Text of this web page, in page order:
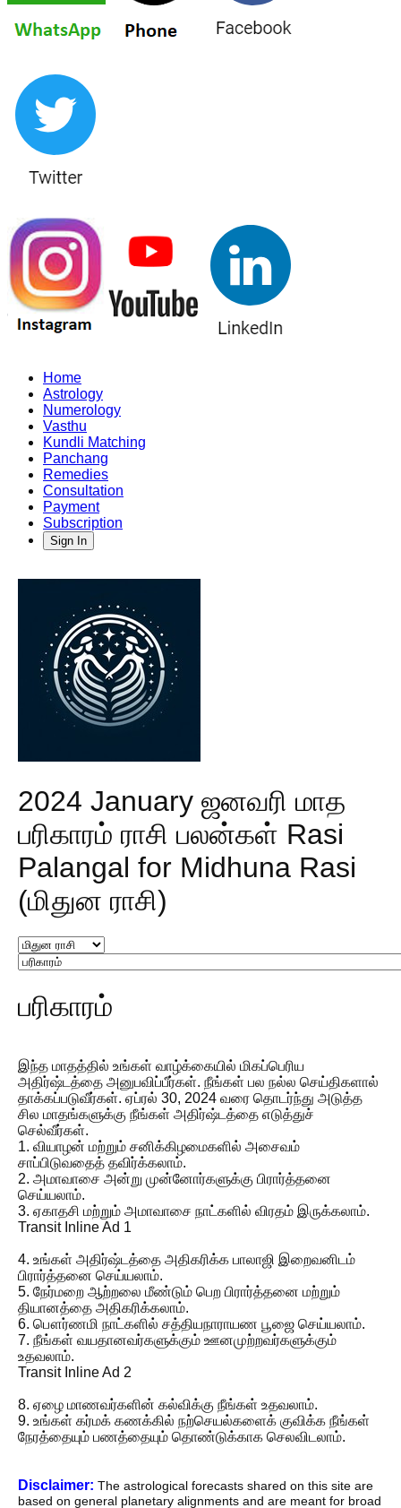
Home
Astrology
Numerology
Vasthu
Kundli Matching
Panchang
Remedies
Consultation
Payment
Subscription
Sign In
2024 January ஜனவரி மாத
பரிகாரம் ராசி பலன்கள் Rasi
Palangal for Midhuna Rasi
(மிதுன ராசி)
பரிகாரம்
இந்த மாதத்தில் உங்கள் வாழ்க்கையில் மிகப்பெரிய
அதிர்ஷ்டத்தை அனுபவிப்பீர்கள். நீங்கள் பல நல்ல செய்திகளால்
தாக்கப்படுவீர்கள். ஏப்ரல் 30, 2024 வரை தொடர்ந்து அடுத்த
சில மாதங்களுக்கு நீங்கள் அதிர்ஷ்டத்தை எடுத்துச்
செல்வீர்கள்.
1. வியாழன் மற்றும் சனிக்கிழமைகளில் அசைவம்
சாப்பிடுவதைத் தவிர்க்கலாம்.
2. அமாவாசை அன்று முன்னோர்களுக்கு பிரார்த்தனை
செய்யலாம்.
3. ஏகாதசி மற்றும் அமாவாசை நாட்களில் விரதம் இருக்கலாம்.
Transit Inline Ad 1
4. உங்கள் அதிர்ஷ்டத்தை அதிகரிக்க பாலாஜி இறைவனிடம்
பிரார்த்தனை செய்யலாம்.
5. நேர்மறை ஆற்றலை மீண்டும் பெற பிரார்த்தனை மற்றும்
தியானத்தை அதிகரிக்கலாம்.
6. பௌர்ணமி நாட்களில் சத்தியநாராயண பூஜை செய்யலாம்.
7. நீங்கள் வயதானவர்களுக்கும் ஊனமுற்றவர்களுக்கும்
உதவலாம்.
Transit Inline Ad 2
8. ஏழை மாணவர்களின் கல்விக்கு நீங்கள் உதவலாம்.
9. உங்கள் கர்மக் கணக்கில் நற்செயல்களைக் குவிக்க நீங்கள்
நேரத்தையும் பணத்தையும் தொண்டுக்காக செலவிடலாம்.
Disclaimer: The astrological forecasts shared on this site are
based on general planetary alignments and are meant for broad